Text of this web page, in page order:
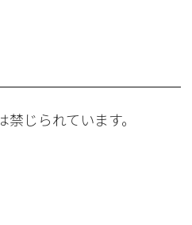
じられています。